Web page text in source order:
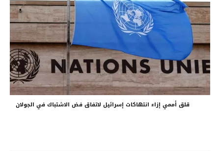
قلق أممي إزاء انتهاكات إسرائيل لاتفاق فض الاشتباك في الجولان